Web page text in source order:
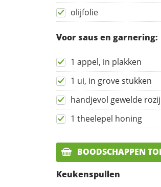
olijfolie
Voor saus en garnering:
1 appel, in plakken
1 ui, in grove stukken
handjevol gewelde
1 theelepel honing
BOODSCHAPPEN
Keukenspullen